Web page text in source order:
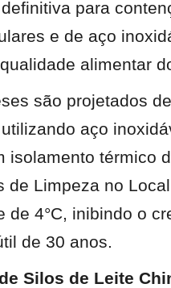
para
e de aço
alimentar
são projetados
aço
isolamento térmico
de Limpeza no
de 4°C, inibindo o
de 30 anos.
Silos de Leite